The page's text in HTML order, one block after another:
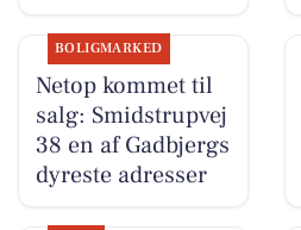
BOLIGMARKED
Netop kommet til
salg: Smidstrupvej
38 en af Gadbjergs
dyreste adresser